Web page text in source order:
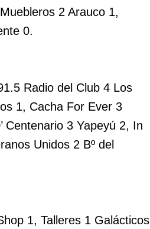
2 Arauco 1,
0.
Radio del Club 4 Los
1, Cacha For Ever 3
Centenario 3 Yapeyú 2, In
Unidos 2 Bº del
1, Talleres 1 Galácticos